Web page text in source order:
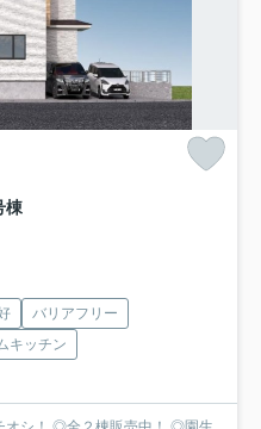
棟
バリアフリー
キッチン